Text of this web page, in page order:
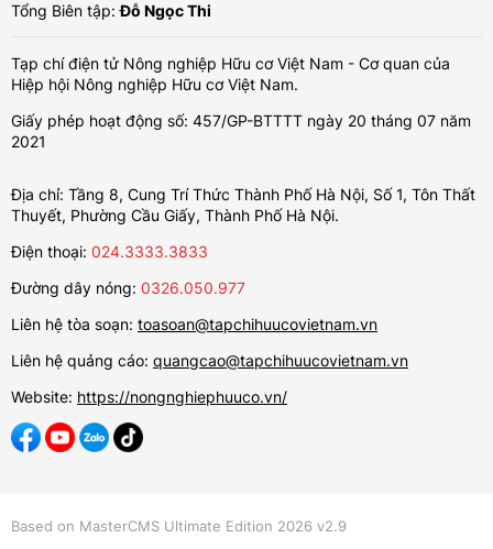
Tổng Biên tập:Đỗ Ngọc Thi
Tạp chí điện tử Nông nghiệp Hữu cơ Việt Nam - Cơ quan của
Hiệp hội Nông nghiệp Hữu cơ Việt Nam.
Giấy phép hoạt động số: 457/GP-BTTTT ngày 20 tháng 07 năm
2021
Địa chỉ: Tầng 8, Cung Trí Thức Thành Phố Hà Nội, Số 1, Tôn Thất
Thuyết, Phường Cầu Giấy, Thành Phố Hà Nội.
Điện thoại: 024.3333.3833
Đường dây nóng: 0326.050.977
Liên hệ tòa soạn: toasoan@tapchihuucovietnam.vn
Liên hệ quảng cáo: quangcao@tapchihuucovietnam.vn
Website: https://nongnghiephuuco.vn/
Based on MasterCMS Ultimate Edition 2026 v2.9